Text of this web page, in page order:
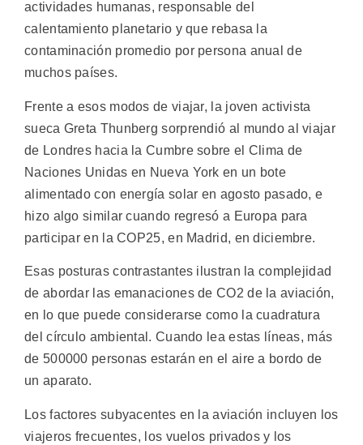
actividades humanas, responsable del
calentamiento planetario y que rebasa la
contaminación promedio por persona anual de
muchos países.
Frente a esos modos de viajar, la joven activista
sueca Greta Thunberg sorprendió al mundo al viajar
de Londres hacia la Cumbre sobre el Clima de
Naciones Unidas en Nueva York en un bote
alimentado con energía solar en agosto pasado, e
hizo algo similar cuando regresó a Europa para
participar en la COP25, en Madrid, en diciembre.
Esas posturas contrastantes ilustran la complejidad
de abordar las emanaciones de CO2 de la aviación,
en lo que puede considerarse como la cuadratura
del círculo ambiental. Cuando lea estas líneas, más
de 500000 personas estarán en el aire a bordo de
un aparato.
Los factores subyacentes en la aviación incluyen los
viajeros frecuentes, los vuelos privados y los